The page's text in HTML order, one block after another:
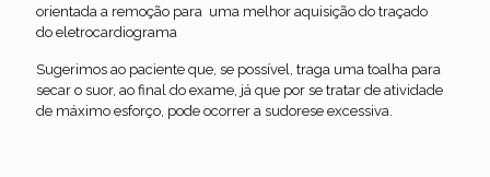
orientada a remoção para uma melhor aquisição do traçado
do eletrocardiograma
Sugerimos ao paciente que, se possível, traga uma toalha para
secar o suor, ao final do exame, já que por se tratar de atividade
de máximo esforço, pode ocorrer a sudorese excessiva.